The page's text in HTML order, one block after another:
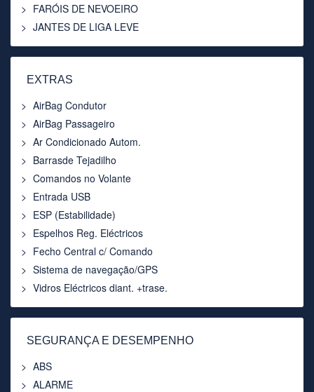
FARÓIS DE NEVOEIRO
JANTES DE LIGA LEVE
EXTRAS
AirBag Condutor
AirBag Passageiro
Ar Condicionado Autom.
Barrasde Tejadilho
Comandos no Volante
Entrada USB
ESP (Estabilidade)
Espelhos Reg. Eléctricos
Fecho Central c/ Comando
Sistema de navegação/GPS
Vidros Eléctricos diant. +trase.
SEGURANÇA E DESEMPENHO
ABS
ALARME